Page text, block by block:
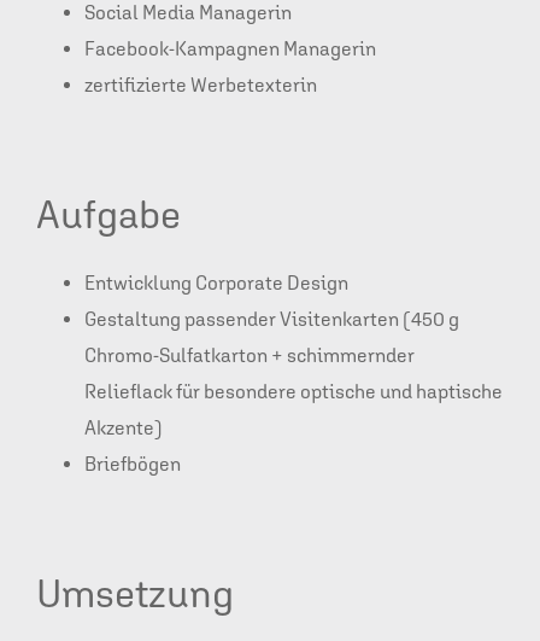
Social Media Managerin
Facebook-Kampagnen Managerin
zertifizierte Werbetexterin
Aufgabe
Entwicklung Corporate Design
Gestaltung passender Visitenkarten (450 g
Chromo-Sulfatkarton + schimmernder
Relieflack für besondere optische und haptische
Akzente)
Briefbögen
Umsetzung